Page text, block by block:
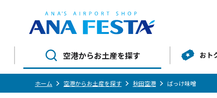
空港からお土産を探す おト
ホーム 空港からお土産を探す 秋田空港 ばっけ味噌